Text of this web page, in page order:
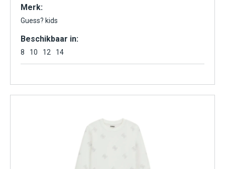
Merk:
Guess? kids
Beschikbaar in:
8 10 12 14